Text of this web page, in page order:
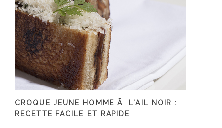
CROQUE JEUNE HOMME Ã L'AIL NOIR :
RECETTE FACILE ET RAPIDE